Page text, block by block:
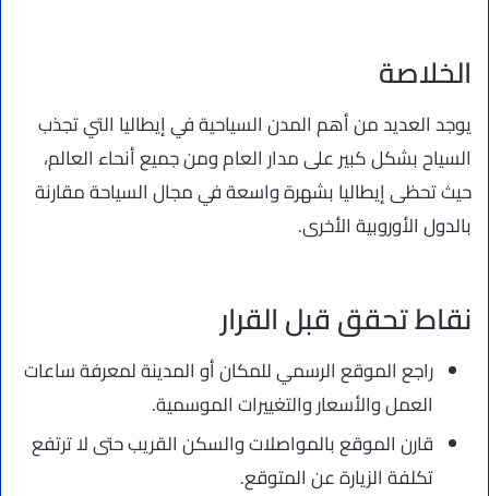
الخلاصة
يوجد العديد من أهم المدن السياحية في إيطاليا التي تجذب
السياح بشكل كبير على مدار العام ومن جميع أنحاء العالم،
حيث تحظى إيطاليا بشهرة واسعة في مجال السياحة مقارنة
بالدول الأوروبية الأخرى.
نقاط تحقق قبل القرار
راجع الموقع الرسمي للمكان أو المدينة لمعرفة ساعات
العمل والأسعار والتغييرات الموسمية.
قارن الموقع بالمواصلات والسكن القريب حتى لا ترتفع
تكلفة الزيارة عن المتوقع.